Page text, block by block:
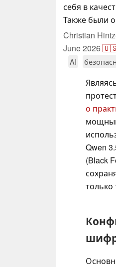
себя в
Также были
Christian
June 2026
AI
о
Qwen
(Black
только